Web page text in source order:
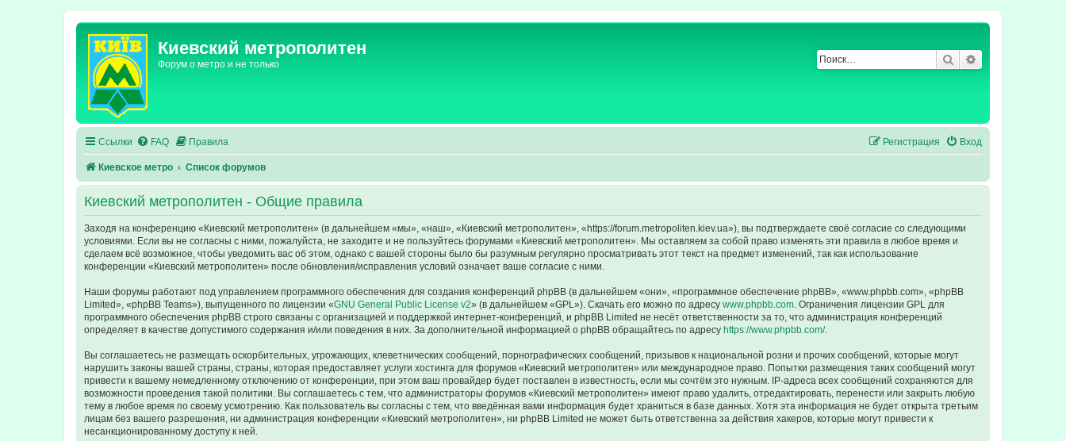
Киевский метрополитен
Форум о метро и не только Поиск
Ссылки FAQ Правила Вход
Регистрация
Киевское метро Список форумов
Киевский метрополитен - Общие правила
Заходя на конференцию «Киевский метрополитен» (в дальнейшем «мы», «наш», «Киевский метрополитен», «https://forum.metropoliten.kiev.ua»), вы подтверждаете своё согласие со следующими
условиями. Если вы не согласны с ними, пожалуйста, не заходите и не пользуйтесь форумами «Киевский метрополитен». Мы оставляем за собой право изменять эти правила в любое время и
сделаем всё возможное, чтобы уведомить вас об этом, однако с вашей стороны было бы разумным регулярно просматривать этот текст на предмет изменений, так как использование
конференции «Киевский метрополитен» после обновления/исправления условий означает ваше согласие с ними.
Наши форумы работают под управлением программного обеспечения для создания конференций phpBB (в дальнейшем «они», «программное обеспечение phpBB», «www.phpbb.com», «phpBB
Limited», «phpBB Teams»), выпущенного по лицензии «GNU General Public License v2» (в дальнейшем «GPL»). Скачать его можно по адресу www.phpbb.com. Ограничения лицензии GPL для
программного обеспечения phpBB строго связаны с организацией и поддержкой интернет-конференций, и phpBB Limited не несёт ответственности за то, что администрация конференций
определяет в качестве допустимого содержания и/или поведения в них. За дополнительной информацией о phpBB обращайтесь по адресу https://www.phpbb.com/.
Вы соглашаетесь не размещать оскорбительных, угрожающих, клеветнических сообщений, порнографических сообщений, призывов к национальной розни и прочих сообщений, которые могут
нарушить законы вашей страны, страны, которая предоставляет услуги хостинга для форумов «Киевский метрополитен» или международное право. Попытки размещения таких сообщений могут
привести к вашему немедленному отключению от конференции, при этом ваш провайдер будет поставлен в известность, если мы сочтём это нужным. IP-адреса всех сообщений сохраняются для
возможности проведения такой политики. Вы соглашаетесь с тем, что администраторы форумов «Киевский метрополитен» имеют право удалить, отредактировать, перенести или закрыть любую
тему в любое время по своему усмотрению. Как пользователь вы согласны с тем, что введённая вами информация будет храниться в базе данных. Хотя эта информация не будет открыта третьим
лицам без вашего разрешения, ни администрация конференции «Киевский метрополитен», ни phpBB Limited не может быть ответственна за действия хакеров, которые могут привести к
несанкционированному доступу к ней.